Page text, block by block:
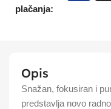
plačanja:
Opis
Snažan, fokusiran i
predstavlja novo